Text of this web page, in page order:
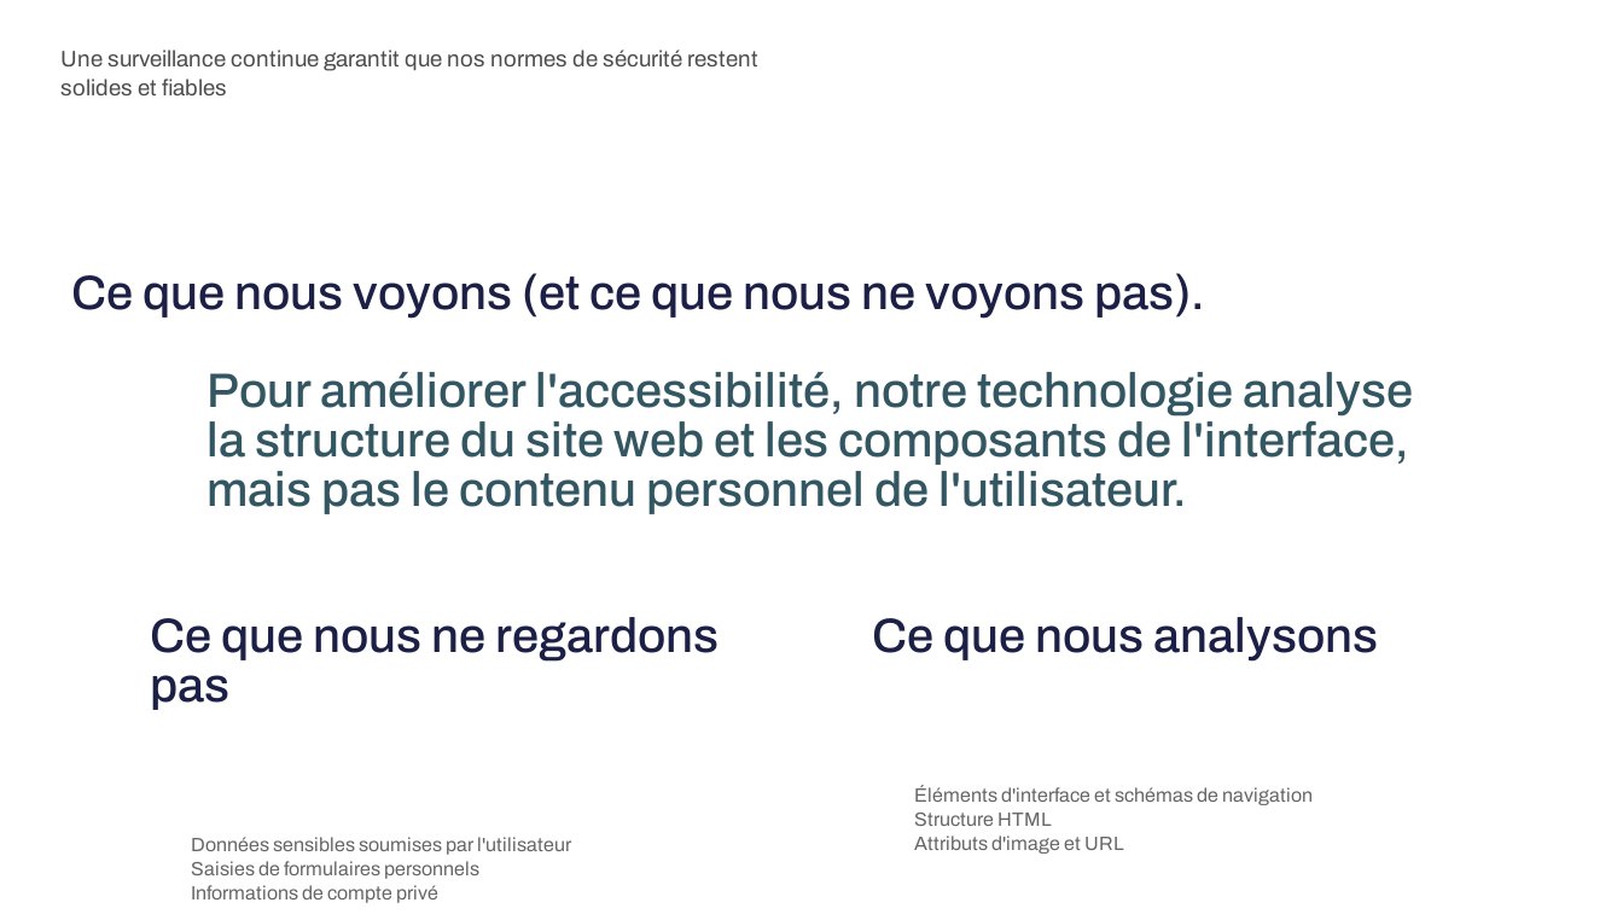
Une surveillance continue garantit que nos normes de sécurité restent
solides et fiables
Ce que nous voyons (et ce que nous ne voyons pas).
Pour améliorer l'accessibilité, notre technologie analyse
la structure du site web et les composants de l'interface,
mais pas le contenu personnel de l'utilisateur.
Ce que nous ne regardons
pas
Données sensibles soumises par l'utilisateur
Saisies de formulaires personnels
Informations de compte privé
Ce que nous analysons
Éléments d'interface et schémas de navigation
Structure HTML
Attributs d'image et URL